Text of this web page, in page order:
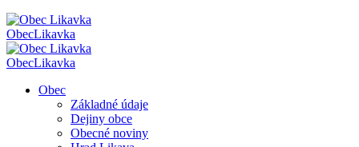
ObecLikavka
ObecLikavka
Obec
Základné údaje
Dejiny obce
Obecné noviny